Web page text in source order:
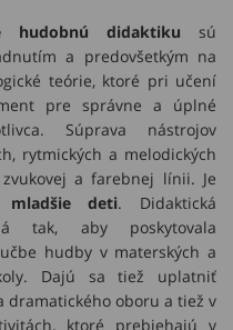
hudobnú didaktiku sú
a predovšetkým na
teórie, ktoré pri učení
pre správne a úplné
Súprava nástrojov
rytmických a melodických
a farebnej línii. Je
mladšie deti. Didaktická
tak, aby poskytovala
hudby v materských a
Dajú sa tiež uplatniť
dramatického oboru a tiež v
ktoré prebiehajú v